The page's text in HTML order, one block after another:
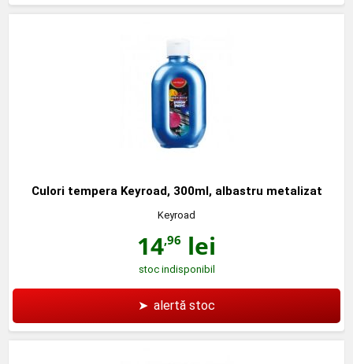
Culori tempera Keyroad, 300ml, albastru metalizat
Keyroad
14,96 lei
stoc indisponibil
➤ alertă stoc